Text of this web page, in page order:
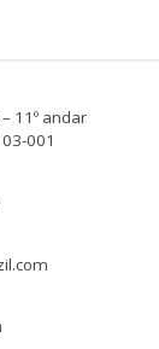
11º andar
001